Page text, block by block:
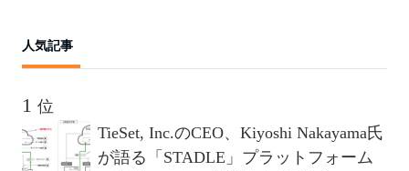
人気記事
位
TieSet, Inc.のCEO、Kiyoshi Nakayama氏
が語る「STADLE」プラットフォーム